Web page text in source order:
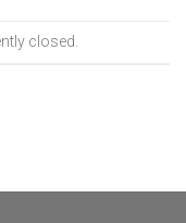
closed.